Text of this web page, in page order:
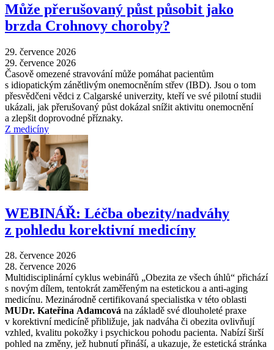
Může přerušovaný půst působit jako
brzda Crohnovy choroby?
29. července 2026
29. července 2026
Časově omezené stravování může pomáhat pacientům
s idiopatickým zánětlivým onemocněním střev (IBD). Jsou o tom
přesvědčeni vědci z Calgarské univerzity, kteří ve své pilotní studii
ukázali, jak přerušovaný půst dokázal snížit aktivitu onemocnění
a zlepšit doprovodné příznaky.
Z medicíny
WEBINÁŘ: Léčba obezity/nadváhy
z pohledu korektivní medicíny
28. července 2026
28. července 2026
Multidisciplinární cyklus webinářů „Obezita ze všech úhlů“ přichází
s novým dílem, tentokrát zaměřeným na estetickou a anti-aging
medicínu. Mezinárodně certifikovaná specialistka v této oblasti
MUDr. Kateřina Adamcová na základě své dlouholeté praxe
v korektivní medicíně přibližuje, jak nadváha či obezita ovlivňují
vzhled, kvalitu pokožky i psychickou pohodu pacienta. Nabízí širší
pohled na změny, jež hubnutí přináší, a ukazuje, že estetická stránka